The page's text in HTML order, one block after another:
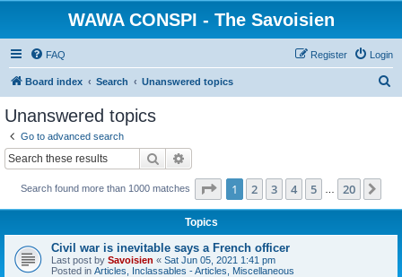
WAWA CONSPI - The Savoisien
FAQ Login
Register
Board index Search Unanswered topics
Unanswered topics
Go to advanced search
Search
Search found more than 1000 matches Page 1of 20
1 2 3 4 5 20
Topics
Civil war is inevitable says a French officer
Last post by Savoisien « Sat Jun 05, 2021 1:41 pm
Posted in Articles, Inclassables - Articles, Miscellaneous